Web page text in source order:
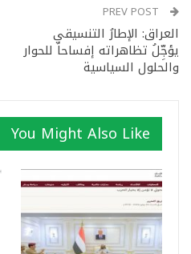
العراق: الإطارُ التنسيقي
يؤجِّلُ تظاهراته إفساحاً للحوار
والحلول السياسية
You Might Also Like